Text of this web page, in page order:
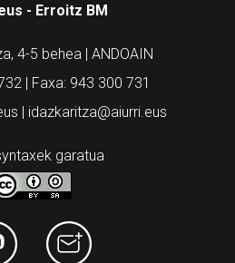
- Erroitz BM
4-5 behea | ANDOAIN
| Faxa: 943 300 731
| idazkaritza@aiurri.eus
garatua